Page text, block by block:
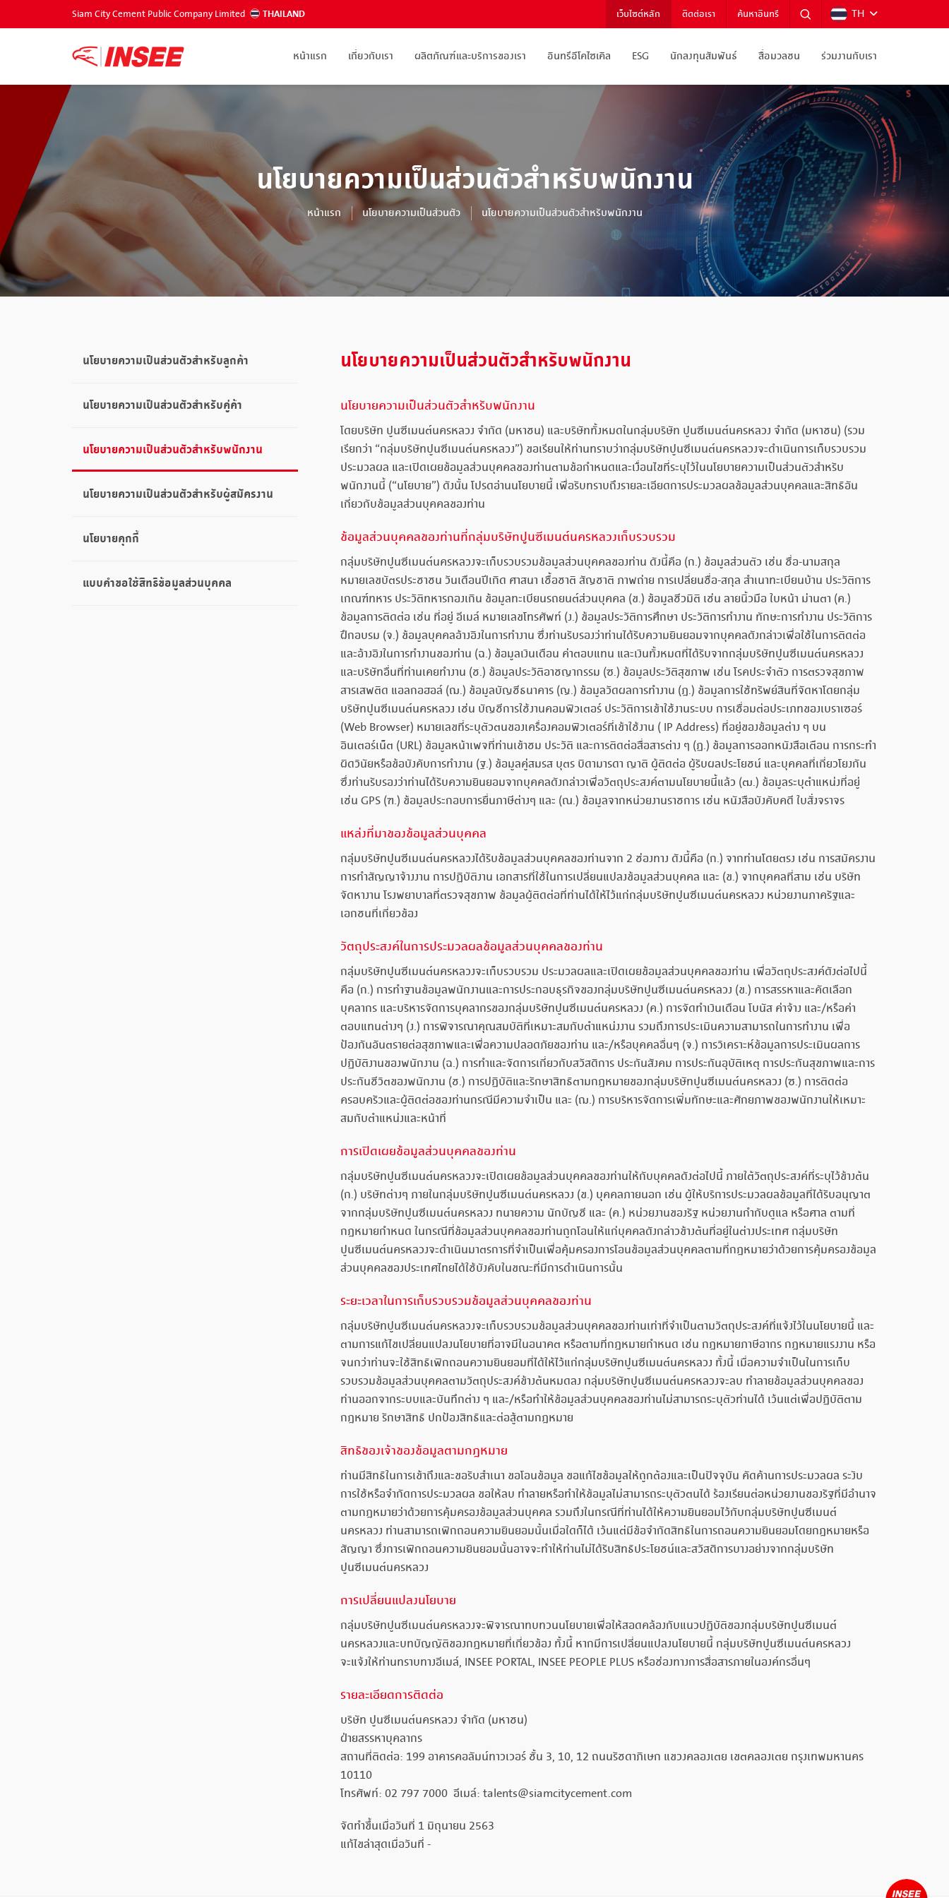
Siam City Cement Public Company Limited THAILAND เว็บไซต์หลัก ติดต่อเรา ค้นหาอินทรี TH
หน้าแรก เกี่ยวกับเรา ผลิตภัณฑ์และบริการของเรา อินทรีอีโคไซเคิล ESG นักลงทุนสัมพันธ์ สื่อมวลชน ร่วมงานกับเรา
นโยบายความเป็นส่วนตัวสำหรับพนักงาน
หน้าแรก นโยบายความเป็นส่วนตัว นโยบายความเป็นส่วนตัวสำหรับพนักงาน
นโยบายความเป็นส่วนตัวสำหรับลูกค้า
นโยบายความเป็นส่วนตัวสำหรับคู่ค้า
นโยบายความเป็นส่วนตัวสำหรับพนักงาน
นโยบายความเป็นส่วนตัวสำหรับผู้สมัครงาน
นโยบายคุกกี้
แบบคำขอใช้สิทธิข้อมูลส่วนบุคคล
นโยบายความเป็นส่วนตัวสำหรับพนักงาน
นโยบายความเป็นส่วนตัวสำหรับพนักงาน
โดยบริษัท ปูนซีเมนต์นครหลวง จำกัด (มหาชน) และบริษัททั้งหมดในกลุ่มบริษัท ปูนซีเมนต์นครหลวง จำกัด (มหาชน) (รวม
เรียกว่า “กลุ่มบริษัทปูนซีเมนต์นครหลวง”) ขอเรียนให้ท่านทราบว่ากลุ่มบริษัทปูนซีเมนต์นครหลวงจะดำเนินการเก็บรวบรวม
ประมวลผล และเปิดเผยข้อมูลส่วนบุคคลของท่านตามข้อกำหนดและเงื่อนไขที่ระบุไว้ในนโยบายความเป็นส่วนตัวสำหรับ
พนักงานนี้ (“นโยบาย”) ดังนั้น โปรดอ่านนโยบายนี้ เพื่อรับทราบถึงรายละเอียดการประมวลผลข้อมูลส่วนบุคคลและสิทธิอัน
เกี่ยวกับข้อมูลส่วนบุคคลของท่าน
ข้อมูลส่วนบุคคลของท่านที่กลุ่มบริษัทปูนซีเมนต์นครหลวงเก็บรวบรวม
กลุ่มบริษัทปูนซีเมนต์นครหลวงจะเก็บรวบรวมข้อมูลส่วนบุคคลของท่าน ดังนี้คือ (ก.) ข้อมูลส่วนตัว เช่น ชื่อ-นามสกุล
หมายเลขบัตรประชาชน วันเดือนปีเกิด ศาสนา เชื้อชาติ สัญชาติ ภาพถ่าย การเปลี่ยนชื่อ-สกุล สำเนาทะเบียนบ้าน ประวัติการ
เกณฑ์ทหาร ประวัติทหารกองเกิน ข้อมูลทะเบียนรถยนต์ส่วนบุคคล (ข.) ข้อมูลชีวมิติ เช่น ลายนิ้วมือ ใบหน้า ม่านตา (ค.)
ข้อมูลการติดต่อ เช่น ที่อยู่ อีเมล์ หมายเลขโทรศัพท์ (ง.) ข้อมูลประวัติการศึกษา ประวัติการทำงาน ทักษะการทำงาน ประวัติการ
ฝึกอบรม (จ.) ข้อมูลบุคคลอ้างอิงในการทำงาน ซึ่งท่านรับรองว่าท่านได้รับความยินยอมจากบุคคลดังกล่าวเพื่อใช้ในการติดต่อ
และอ้างอิงในการทำงานของท่าน (ฉ.) ข้อมูลเงินเดือน ค่าตอบแทน และเงินทั้งหมดที่ได้รับจากกลุ่มบริษัทปูนซีเมนต์นครหลวง
และบริษัทอื่นที่ท่านเคยทำงาน (ช.) ข้อมูลประวัติอาชญากรรม (ซ.) ข้อมูลประวัติสุขภาพ เช่น โรคประจำตัว การตรวจสุขภาพ
สารเสพติด แอลกอฮอล์ (ฌ.) ข้อมูลบัญชีธนาคาร (ญ.) ข้อมูลวัดผลการทำงาน (ฎ.) ข้อมูลการใช้ทรัพย์สินที่จัดหาโดยกลุ่ม
บริษัทปูนซีเมนต์นครหลวง เช่น บัญชีการใช้งานคอมพิวเตอร์ ประวัติการเข้าใช้งานระบบ การเชื่อมต่อประเภทของเบราเซอร์
(Web Browser) หมายเลขที่ระบุตัวตนของเครื่องคอมพิวเตอร์ที่เข้าใช้งาน ( IP Address) ที่อยู่ของข้อมูลต่าง ๆ บน
อินเตอร์เน็ต (URL) ข้อมูลหน้าเพจที่ท่านเข้าชม ประวัติ และการติดต่อสื่อสารต่าง ๆ (ฏ.) ข้อมูลการออกหนังสือเตือน การกระทำ
ผิดวินัยหรือข้อบังคับการทำงาน (ฐ.) ข้อมูลคู่สมรส บุตร บิดามารดา ญาติ ผู้ติดต่อ ผู้รับผลประโยชน์ และบุคคลที่เกี่ยวโยงกัน
ซึ่งท่านรับรองว่าท่านได้รับความยินยอมจากบุคคลดังกล่าวเพื่อวัตถุประสงค์ตามนโยบายนี้แล้ว (ฒ.) ข้อมูลระบุตำแหน่งที่อยู่
เช่น GPS (ฑ.) ข้อมูลประกอบการยื่นภาษีต่างๆ และ (ณ.) ข้อมูลจากหน่วยงานราชการ เช่น หนังสือบังคับคดี ใบสั่งจราจร
แหล่งที่มาของข้อมูลส่วนบุคคล
กลุ่มบริษัทปูนซีเมนต์นครหลวงได้รับข้อมูลส่วนบุคคลของท่านจาก 2 ช่องทาง ดังนี้คือ (ก.) จากท่านโดยตรง เช่น การสมัครงาน
การทำสัญญาจ้างงาน การปฏิบัติงาน เอกสารที่ใช้ในการเปลี่ยนแปลงข้อมูลส่วนบุคคล และ (ข.) จากบุคคลที่สาม เช่น บริษัท
จัดหางาน โรงพยาบาลที่ตรวจสุขภาพ ข้อมูลผู้ติดต่อที่ท่านได้ให้ไว้แก่กลุ่มบริษัทปูนซีเมนต์นครหลวง หน่วยงานภาครัฐและ
เอกชนที่เกี่ยวข้อง
วัตถุประสงค์ในการประมวลผลข้อมูลส่วนบุคคลของท่าน
กลุ่มบริษัทปูนซีเมนต์นครหลวงจะเก็บรวบรวม ประมวลผลและเปิดเผยข้อมูลส่วนบุคคลของท่าน เพื่อวัตถุประสงค์ดังต่อไปนี้
คือ (ก.) การทำฐานข้อมูลพนักงานและการประกอบธุรกิจของกลุ่มบริษัทปูนซีเมนต์นครหลวง (ข.) การสรรหาและคัดเลือก
บุคลากร และบริหารจัดการบุคลากรของกลุ่มบริษัทปูนซีเมนต์นครหลวง (ค.) การจัดทำเงินเดือน โบนัส ค่าจ้าง และ/หรือค่า
ตอบแทนต่างๆ (ง.) การพิจารณาคุณสมบัติที่เหมาะสมกับตำแหน่งงาน รวมถึงการประเมินความสามารถในการทำงาน เพื่อ
ป้องกันอันตรายต่อสุขภาพและเพื่อความปลอดภัยของท่าน และ/หรือบุคคลอื่นๆ (จ.) การวิเคราะห์ข้อมูลการประเมินผลการ
ปฏิบัติงานของพนักงาน (ฉ.) การทำและจัดการเกี่ยวกับสวัสดิการ ประกันสังคม การประกันอุบัติเหตุ การประกันสุขภาพและการ
ประกันชีวิตของพนักงาน (ช.) การปฏิบัติและรักษาสิทธิตามกฎหมายของกลุ่มบริษัทปูนซีเมนต์นครหลวง (ซ.) การติดต่อ
ครอบครัวและผู้ติดต่อของท่านกรณีมีความจำเป็น และ (ฌ.) การบริหารจัดการเพิ่มทักษะและศักยภาพของพนักงานให้เหมาะ
สมกับตำแหน่งและหน้าที่
การเปิดเผยข้อมูลส่วนบุคคลของท่าน
กลุ่มบริษัทปูนซีเมนต์นครหลวงจะเปิดเผยข้อมูลส่วนบุคคลของท่านให้กับบุคคลดังต่อไปนี้ ภายใต้วัตถุประสงค์ที่ระบุไว้ข้างต้น
(ก.) บริษัทต่างๆ ภายในกลุ่มบริษัทปูนซีเมนต์นครหลวง (ข.) บุคคลภายนอก เช่น ผู้ให้บริการประมวลผลข้อมูลที่ได้รับอนุญาต
จากกลุ่มบริษัทปูนซีเมนต์นครหลวง ทนายความ นักบัญชี และ (ค.) หน่วยงานของรัฐ หน่วยงานกำกับดูแล หรือศาล ตามที่
กฎหมายกำหนด ในกรณีที่ข้อมูลส่วนบุคคลของท่านถูกโอนให้แก่บุคคลดังกล่าวข้างต้นที่อยู่ในต่างประเทศ กลุ่มบริษัท
ปูนซีเมนต์นครหลวงจะดำเนินมาตรการที่จำเป็นเพื่อคุ้มครองการโอนข้อมูลส่วนบุคคลตามที่กฎหมายว่าด้วยการคุ้มครองข้อมูล
ส่วนบุคคลของประเทศไทยได้ใช้บังคับในขณะที่มีการดำเนินการนั้น
ระยะเวลาในการเก็บรวบรวมข้อมูลส่วนบุคคลของท่าน
กลุ่มบริษัทปูนซีเมนต์นครหลวงจะเก็บรวบรวมข้อมูลส่วนบุคคลของท่านเท่าที่จำเป็นตามวัตถุประสงค์ที่แจ้งไว้ในนโยบายนี้ และ
ตามการแก้ไขเปลี่ยนแปลงนโยบายที่อาจมีในอนาคต หรือตามที่กฎหมายกำหนด เช่น กฎหมายภาษีอากร กฎหมายแรงงาน หรือ
จนกว่าท่านจะใช้สิทธิเพิกถอนความยินยอมที่ได้ให้ไว้แก่กลุ่มบริษัทปูนซีเมนต์นครหลวง ทั้งนี้ เมื่อความจำเป็นในการเก็บ
รวบรวมข้อมูลส่วนบุคคลตามวัตถุประสงค์ข้างต้นหมดลง กลุ่มบริษัทปูนซีเมนต์นครหลวงจะลบ ทำลายข้อมูลส่วนบุคคลของ
ท่านออกจากระบบและบันทึกต่าง ๆ และ/หรือทำให้ข้อมูลส่วนบุคคลของท่านไม่สามารถระบุตัวท่านได้ เว้นแต่เพื่อปฏิบัติตาม
กฎหมาย รักษาสิทธิ ปกป้องสิทธิและต่อสู้ตามกฎหมาย
สิทธิของเจ้าของข้อมูลตามกฎหมาย
ท่านมีสิทธิในการเข้าถึงและขอรับสำเนา ขอโอนข้อมูล ขอแก้ไขข้อมูลให้ถูกต้องและเป็นปัจจุบัน คัดค้านการประมวลผล ระงับ
การใช้หรือจำกัดการประมวลผล ขอให้ลบ ทำลายหรือทำให้ข้อมูลไม่สามารถระบุตัวตนได้ ร้องเรียนต่อหน่วยงานของรัฐที่มีอำนาจ
ตามกฎหมายว่าด้วยการคุ้มครองข้อมูลส่วนบุคคล รวมถึงในกรณีที่ท่านได้ให้ความยินยอมไว้กับกลุ่มบริษัทปูนซีเมนต์
นครหลวง ท่านสามารถเพิกถอนความยินยอมนั้นเมื่อใดก็ได้ เว้นแต่มีข้อจำกัดสิทธิในการถอนความยินยอมโดยกฎหมายหรือ
สัญญา ซึ่งการเพิกถอนความยินยอมนั้นอาจจะทำให้ท่านไม่ได้รับสิทธิประโยชน์และสวัสดิการบางอย่างจากกลุ่มบริษัท
ปูนซีเมนต์นครหลวง
การเปลี่ยนแปลงนโยบาย
กลุ่มบริษัทปูนซีเมนต์นครหลวงจะพิจารณาทบทวนนโยบายเพื่อให้สอดคล้องกับแนวปฏิบัติของกลุ่มบริษัทปูนซีเมนต์
นครหลวงและบทบัญญัติของกฎหมายที่เกี่ยวข้อง ทั้งนี้ หากมีการเปลี่ยนแปลงนโยบายนี้ กลุ่มบริษัทปูนซีเมนต์นครหลวง
จะแจ้งให้ท่านทราบทางอีเมล์, INSEE PORTAL, INSEE PEOPLE PLUS หรือช่องทางการสื่อสารภายในองค์กรอื่นๆ
รายละเอียดการติดต่อ
บริษัท ปูนซีเมนต์นครหลวง จำกัด (มหาชน)
ฝ่ายสรรหาบุคลากร
สถานที่ติดต่อ: 199 อาคารคอลัมน์ทาวเวอร์ ชั้น 3, 10, 12 ถนนรัชดาภิเษก แขวงคลองเตย เขตคลองเตย กรุงเทพมหานคร
10110
โทรศัพท์: 02 797 7000 อีเมล์: talents@siamcitycement.com
จัดทำขึ้นเมื่อวันที่ 1 มิถุนายน 2563
แก้ไขล่าสุดเมื่อวันที่ -